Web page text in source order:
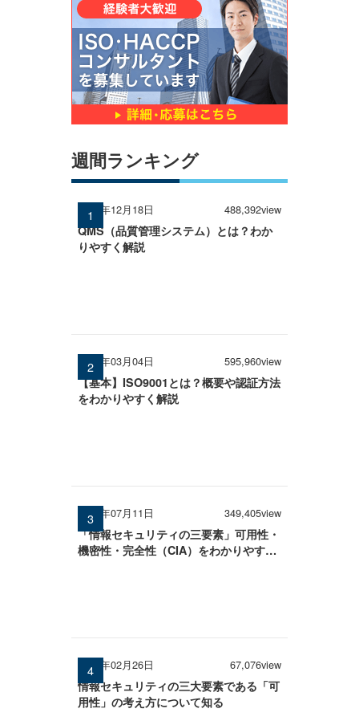
週間ランキング
2024年12月18日 488,392view
QMS（品質管理システム）とは？わか
りやすく解説
2026年03月04日 595,960view
【基本】ISO9001とは？概要や認証方法
をわかりやすく解説
2025年07月11日 349,405view
「情報セキュリティの三要素」可用性・
機密性・完全性（CIA）をわかりやすく
2026年02月26日 67,076view
情報セキュリティの三大要素である「可
用性」の考え方について知る